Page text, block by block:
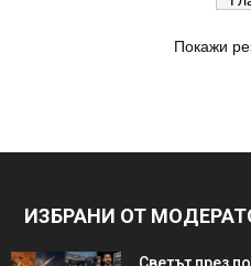
Покажи
ИЗБРАНИ ОТ
Светът през